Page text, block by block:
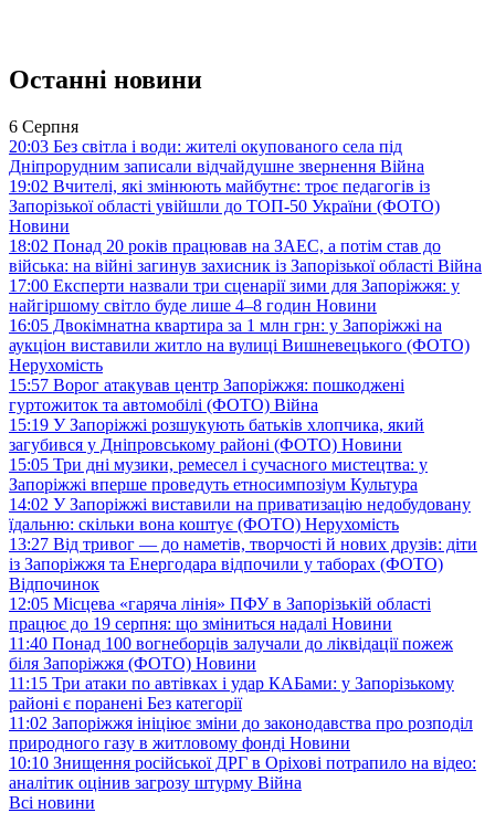
Останні новини
6 Серпня
20:03 Без світла і води: жителі окупованого села під
Дніпрорудним записали відчайдушне звернення Війна
19:02 Вчителі, які змінюють майбутнє: троє педагогів із
Запорізької області увійшли до ТОП-50 України (ФОТО)
Новини
18:02 Понад 20 років працював на ЗАЕС, а потім став до
війська: на війні загинув захисник із Запорізької області Війна
17:00 Експерти назвали три сценарії зими для Запоріжжя: у
найгіршому світло буде лише 4–8 годин Новини
16:05 Двокімнатна квартира за 1 млн грн: у Запоріжжі на
аукціон виставили житло на вулиці Вишневецького (ФОТО)
Нерухомість
15:57 Ворог атакував центр Запоріжжя: пошкоджені
гуртожиток та автомобілі (ФОТО) Війна
15:19 У Запоріжжі розшукують батьків хлопчика, який
загубився у Дніпровському районі (ФОТО) Новини
15:05 Три дні музики, ремесел і сучасного мистецтва: у
Запоріжжі вперше проведуть етносимпозіум Культура
14:02 У Запоріжжі виставили на приватизацію недобудовану
їдальню: скільки вона коштує (ФОТО) Нерухомість
13:27 Від тривог — до наметів, творчості й нових друзів: діти
із Запоріжжя та Енергодара відпочили у таборах (ФОТО)
Відпочинок
12:05 Місцева «гаряча лінія» ПФУ в Запорізькій області
працює до 19 серпня: що зміниться надалі Новини
11:40 Понад 100 вогнеборців залучали до ліквідації пожеж
біля Запоріжжя (ФОТО) Новини
11:15 Три атаки по автівках і удар КАБами: у Запорізькому
районі є поранені Без категорії
11:02 Запоріжжя ініціює зміни до законодавства про розподіл
природного газу в житловому фонді Новини
10:10 Знищення російської ДРГ в Оріхові потрапило на відео:
аналітик оцінив загрозу штурму Війна
Всі новини